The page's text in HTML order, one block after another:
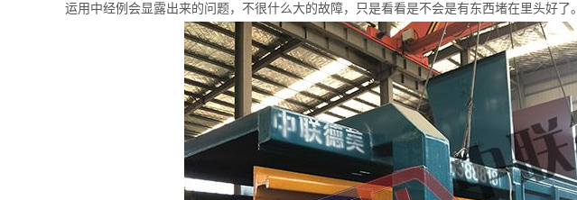
运用中经例会显露出来的问题，不很什么大的故障，只是看看是不会是有东西堵在里头好了。